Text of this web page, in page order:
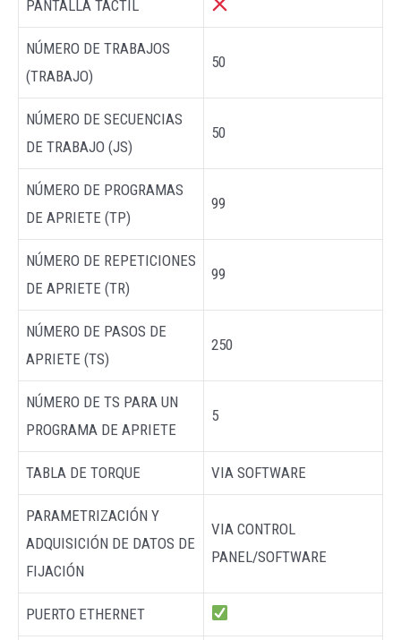
PANTALLA TÁCTIL
NÚMERO DE TRABAJOS
(TRABAJO)
50
NÚMERO DE SECUENCIAS
DE TRABAJO (JS)
50
NÚMERO DE PROGRAMAS
DE APRIETE (TP)
99
NÚMERO DE REPETICIONES
DE APRIETE (TR)
99
NÚMERO DE PASOS DE
APRIETE (TS)
250
NÚMERO DE TS PARA UN
PROGRAMA DE APRIETE
5
TABLA DE TORQUE VIA SOFTWARE
PARAMETRIZACIÓN Y
ADQUISICIÓN DE DATOS DE
FIJACIÓN
VIA CONTROL
PANEL/SOFTWARE
PUERTO ETHERNET